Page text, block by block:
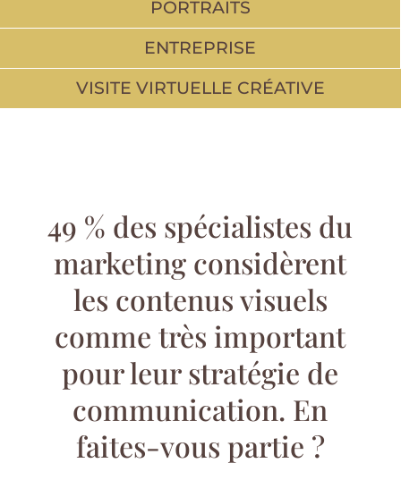
PORTRAITS
ENTREPRISE
VISITE VIRTUELLE CRÉATIVE
49 % des spécialistes du
marketing considèrent
les contenus visuels
comme très important
pour leur stratégie de
communication. En
faites-vous partie ?